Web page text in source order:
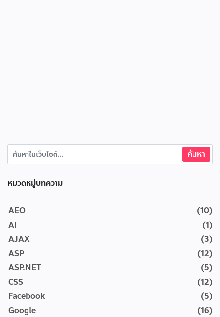
หมวดหมู่บทความ
AEO
(10)
AI
(1)
AJAX
(3)
ASP
(12)
ASP.NET
(5)
CSS
(12)
Facebook
(5)
Google
(16)